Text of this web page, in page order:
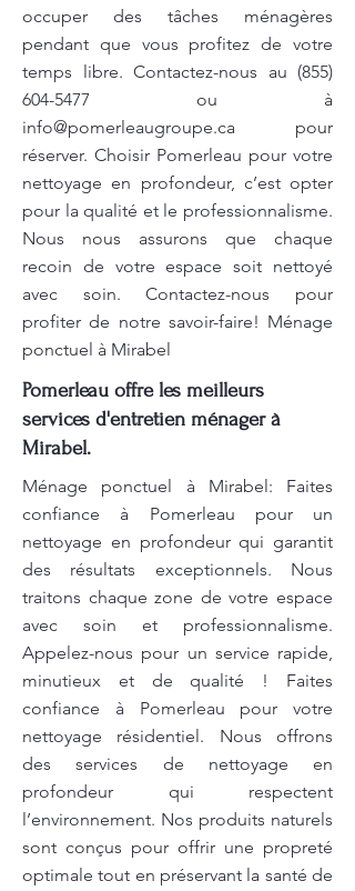
occuper des tâches ménagères
pendant que vous profitez de votre
temps libre. Contactez-nous au (855)
604-5477 ou à
info@pomerleaugroupe.ca pour
réserver. Choisir Pomerleau pour votre
nettoyage en profondeur, c’est opter
pour la qualité et le professionnalisme.
Nous nous assurons que chaque
recoin de votre espace soit nettoyé
avec soin. Contactez-nous pour
profiter de notre savoir-faire! Ménage
ponctuel à Mirabel
Pomerleau offre les meilleurs
services d'entretien ménager à
Mirabel.
Ménage ponctuel à Mirabel: Faites
confiance à Pomerleau pour un
nettoyage en profondeur qui garantit
des résultats exceptionnels. Nous
traitons chaque zone de votre espace
avec soin et professionnalisme.
Appelez-nous pour un service rapide,
minutieux et de qualité ! Faites
confiance à Pomerleau pour votre
nettoyage résidentiel. Nous offrons
des services de nettoyage en
profondeur qui respectent
l’environnement. Nos produits naturels
sont conçus pour offrir une propreté
optimale tout en préservant la santé de